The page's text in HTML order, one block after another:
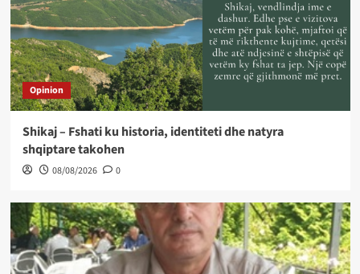
Opinion
Shikaj – Fshati ku historia, identiteti dhe natyra
shqiptare takohen
08/08/2026 0